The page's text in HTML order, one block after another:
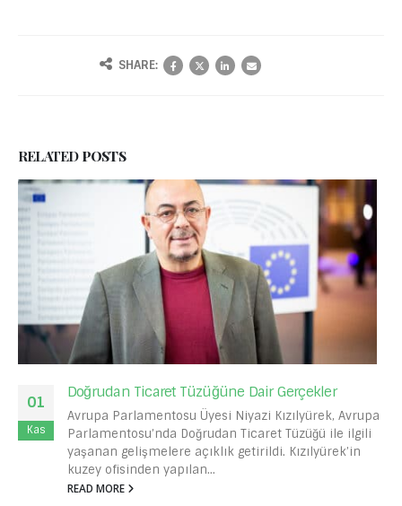
SHARE:
RELATEDPOSTS
Ticaret Tüzüğüne Dair Gerçekler
Üyesi Niyazi Kızılyürek, Avrupa
Doğrudan Ticaret Tüzüğü ile ilgili
açıklık getirildi. Kızılyürek’in
yapılan...
20
May
Avrupa